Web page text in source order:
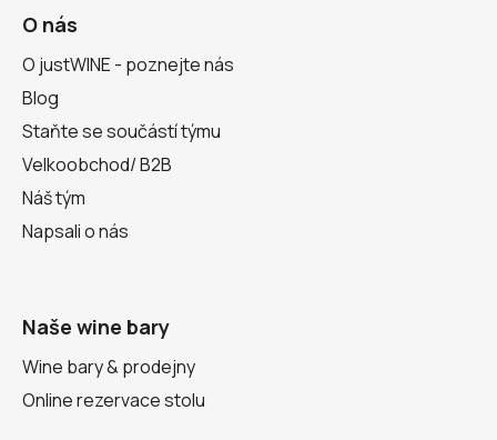
O nás
O justWINE - poznejte nás
Blog
Staňte se součástí týmu
Velkoobchod/ B2B
Náš tým
Napsali o nás
Naše wine bary
Wine bary & prodejny
Online rezervace stolu